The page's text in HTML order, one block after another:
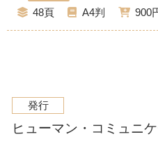
48 A4 900
発行
ヒューマン・コミュニ